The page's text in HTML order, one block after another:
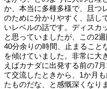
か、本当に多種多様で、且つ
のために分かりやすく、話し
いレベルの話です。ディスカ
と思っていましたが、この2
40分余りの時間、止まること
を傾けていました。非常に大
えばカナダに出発する前の7月
て交流したときから、 1か月
たものだな、と感慨深くなり